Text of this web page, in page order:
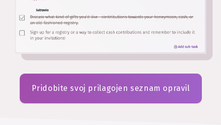
Pridobite svoj prilagojen seznam opravil